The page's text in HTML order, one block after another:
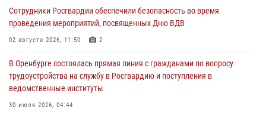
Сотрудники Росгвардии обеспечили безопасность во время
проведения мероприятий, посвященных Дню ВДВ
02 августа 2026, 11:50 2
В Оренбурге состоялась прямая линия с гражданами по вопросу
трудоустройства на службу в Росгвардию и поступления в
ведомственные институты
30 июля 2026, 04:44